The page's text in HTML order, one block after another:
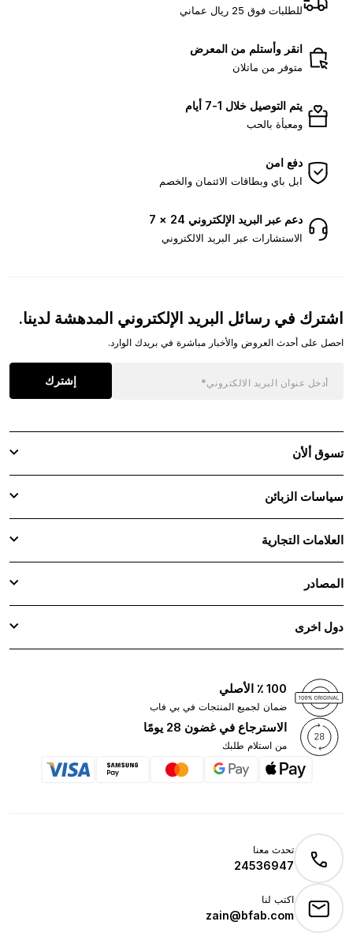
للطلبات فوق 25 ريال عماني
انقر وأستلم من المعرض
متوفر من ماتلان
يتم التوصيل خلال 1-7 أيام
ومعبأة بالحب
دفع امن
ابل باي وبطاقات الائتمان والخصم
دعم عبر البريد الإلكتروني 24 × 7
الاستشارات عبر البريد الالكتروني
اشترك في رسائل البريد الإلكتروني المدهشة لدينا.
احصل على أحدث العروض والأخبار مباشرة في بريدك الوارد.
إشترك
تسوق ألأن
سياسات الزبائن
العلامات التجارية
المصادر
دول اخرى
100 ٪ الأصلي
ضمان لجميع المنتجات في بي فاب
الاسترجاع في غضون 28 يومًا
من استلام طلبك
تحدث معنا
24536947
اكتب لنا
zain@bfab.com